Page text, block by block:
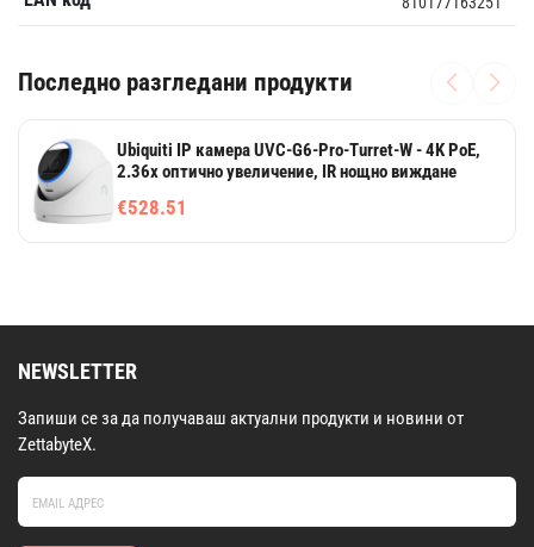
Последно разгледани продукти
Ubiquiti IP камера UVC-G6-Pro-Turret-W - 4K PoE,
2.36x оптично увеличение, IR нощно виждане
€528.51
NEWSLETTER
Запиши се за да получаваш актуални продукти и новини от
ZettabyteX.